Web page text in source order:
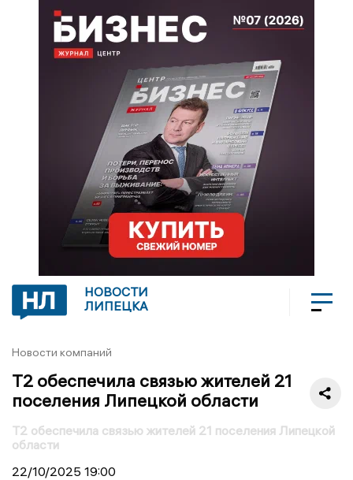
НОВОСТИ
ЛИПЕЦКА
Новости компаний
T2 обеспечила связью жителей 21
поселения Липецкой области
T2 обеспечила связью жителей 21 поселения Липецкой
области
22/10/2025 19:00